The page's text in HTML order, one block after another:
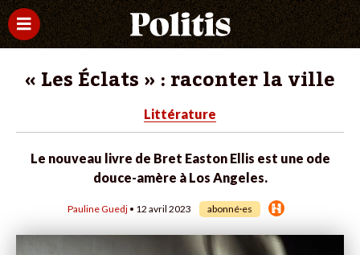
« Les Éclats » : raconter la ville
Littérature
Le nouveau livre de Bret Easton Ellis est une ode
douce-amère à Los Angeles.
Pauline Guedj • 12 avril 2023 abonné·es